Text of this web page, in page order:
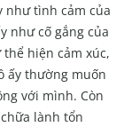
như tình cảm của
như cố gắng của
hiện cảm xúc,
ấy thường muốn
với mình. Còn
lành tổn